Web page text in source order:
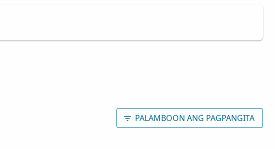
PALAMBOON ANG PAGPANGITA